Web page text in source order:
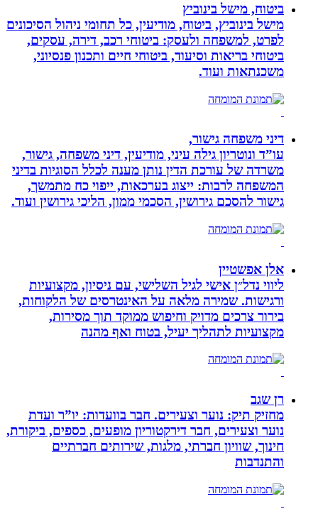
ביטוח, מישל בינוביץ
מישל בינוביץ, ביטוח, מודיעין, כל תחומי ניהול הסיכונים
לפרט, למשפחה ולעסק: ביטוחי רכב, דירה, עסקים,
ביטוחי בריאות וסיעוד, ביטוחי חיים ותכנון פנסיוני,
משכנתאות ועוד.
דיני משפחה גישור,
עו”ד ונוטריון גילה עיני, מודיעין, דיני משפחה, גישור,
משרדה של עורכת הדין נותן מענה לכלל הסוגיות בדיני
המשפחה לרבות: ייצוג בערכאות, ייפוי כח מתמשך,
גישור להסכם גירושין, הסכמי ממון, הליכי גירושין ועוד.
אלן אפשטיין
ליווי נדל״ן אישי לגיל השלישי, עם ניסיון, מקצועיות
ורגישות. שמירה מלאה על האינטרסים של הלקוחות,
בירור צרכים מדויק וחיפוש ממוקד תוך מסירות,
מקצועיות לתהליך יעיל, בטוח ואף מהנה
רן שגב
מחזיק תיק: נוער וצעירים. חבר בוועדות: יו”ר ועדת
נוער וצעירים, חבר דירקטוריון מופעים, כספים, ביקורת,
חינוך, שוויון חברתי, מלגות, שירותים חברתיים
והתנדבות